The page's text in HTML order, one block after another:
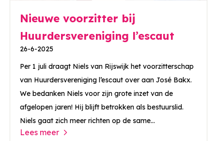
Nieuwe voorzitter bij
Huurdersvereniging l’escaut
26-6-2025
Per 1 juli draagt Niels van Rijswijk het voorzitterschap
van Huurdersvereniging l’escaut over aan José Bakx.
We bedanken Niels voor zijn grote inzet van de
afgelopen jaren! Hij blijft betrokken als bestuurslid.
Niels gaat zich meer richten op de same...
Lees meer